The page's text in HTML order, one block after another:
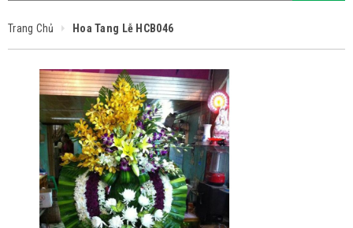
Trang Chủ Hoa Tang Lễ HCB046